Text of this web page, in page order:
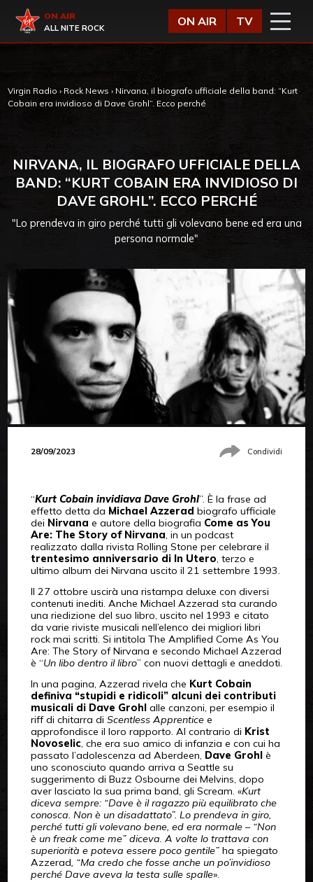
Virgin Radio
ON AIR
ALL NITE ROCK
ON AIR TV
Virgin Radio › Rock News › Nirvana, il biografo ufficiale della band: “Kurt
Cobain era invidioso di Dave Grohl”. Ecco perché
NIRVANA, IL BIOGRAFO UFFICIALE DELLA
BAND: “KURT COBAIN ERA INVIDIOSO DI
DAVE GROHL”. ECCO PERCHÉ
"Lo prendeva in giro perché tutti gli volevano bene ed era una
persona normale"
28/09/2023 Condividi
“Kurt Cobain invidiava Dave Grohl”. È la frase ad
effetto detta da Michael Azzerad biografo ufficiale
dei Nirvana e autore della biografia Come as You
Are: The Story of Nirvana, in un podcast
realizzato dalla rivista Rolling Stone per celebrare il
trentesimo anniversario di In Utero, terzo e
ultimo album dei Nirvana uscito il 21 settembre 1993.
Il 27 ottobre uscirà una ristampa deluxe con diversi
contenuti inediti. Anche Michael Azzerad sta curando
una riedizione del suo libro, uscito nel 1993 e citato
da varie riviste musicali nell’elenco dei migliori libri
rock mai scritti. Si intitola The Amplified Come As You
Are: The Story of Nirvana e secondo Michael Azzerad
è “Un libo dentro il libro” con nuovi dettagli e aneddoti.
In una pagina, Azzerad rivela che Kurt Cobain
definiva “stupidi e ridicoli” alcuni dei contributi
musicali di Dave Grohl alle canzoni, per esempio il
riff di chitarra di Scentless Apprenticee
approfondisce il loro rapporto. Al contrario di Krist
Novoselic, che era suo amico di infanzia e con cui ha
passato l’adolescenza ad Aberdeen, Dave Grohl è
uno sconosciuto quando arriva a Seattle su
suggerimento di Buzz Osbourne dei Melvins, dopo
aver lasciato la sua prima band, gli Scream. «Kurt
diceva sempre: “Dave è il ragazzo più equilibrato che
conosca. Non è un disadattato”. Lo prendeva in giro,
perché tutti gli volevano bene, ed era normale – “Non
è un freak come me” diceva. A volte lo trattava con
superiorità e poteva essere poco gentile” ha spiegato
Azzerad, “Ma credo che fosse anche un po’invidioso
perché Dave aveva la testa sulle spalle».